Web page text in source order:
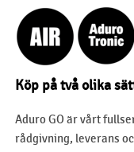
Köp på två olika
Aduro GO är vårt
rådgivning, leverans